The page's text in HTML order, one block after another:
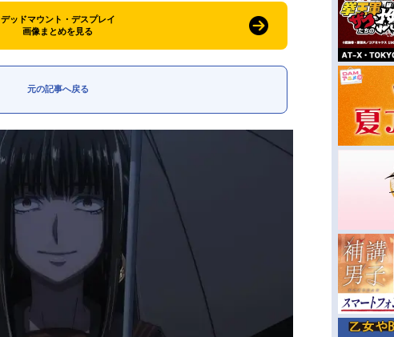
デッドマウント・デスプレイ
画像まとめを見る
元の記事へ戻る